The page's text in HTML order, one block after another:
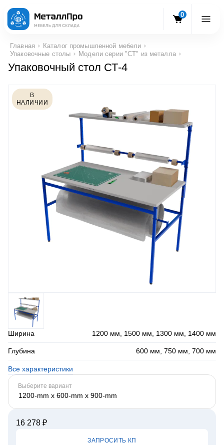
0
Главная
Каталог промышленной мебели
Упаковочные столы
Модели серии "СТ" из металла
Упаковочный стол СТ-4
В
НАЛИЧИИ
Ширина 1200 мм, 1500 мм, 1300 мм, 1400 мм
Глубина 600 мм, 750 мм, 700 мм
Все характеристики
Выберите вариант
1200-mm x 600-mm x 900-mm
16 278 ₽
ЗАПРОСИТЬ КП